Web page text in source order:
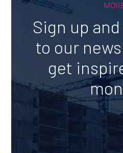
Sign up
to our
get